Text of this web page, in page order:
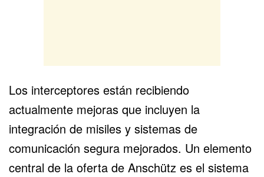
Los interceptores están recibiendo
actualmente mejoras que incluyen la
integración de misiles y sistemas de
comunicación segura mejorados. Un elemento
central de la oferta de Anschütz es el sistema